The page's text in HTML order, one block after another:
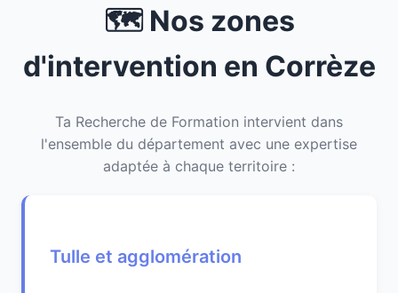
🗺️ Nos zones
d'intervention en Corrèze
Ta Recherche de Formation intervient dans
l'ensemble du département avec une expertise
adaptée à chaque territoire :
Tulle et agglomération